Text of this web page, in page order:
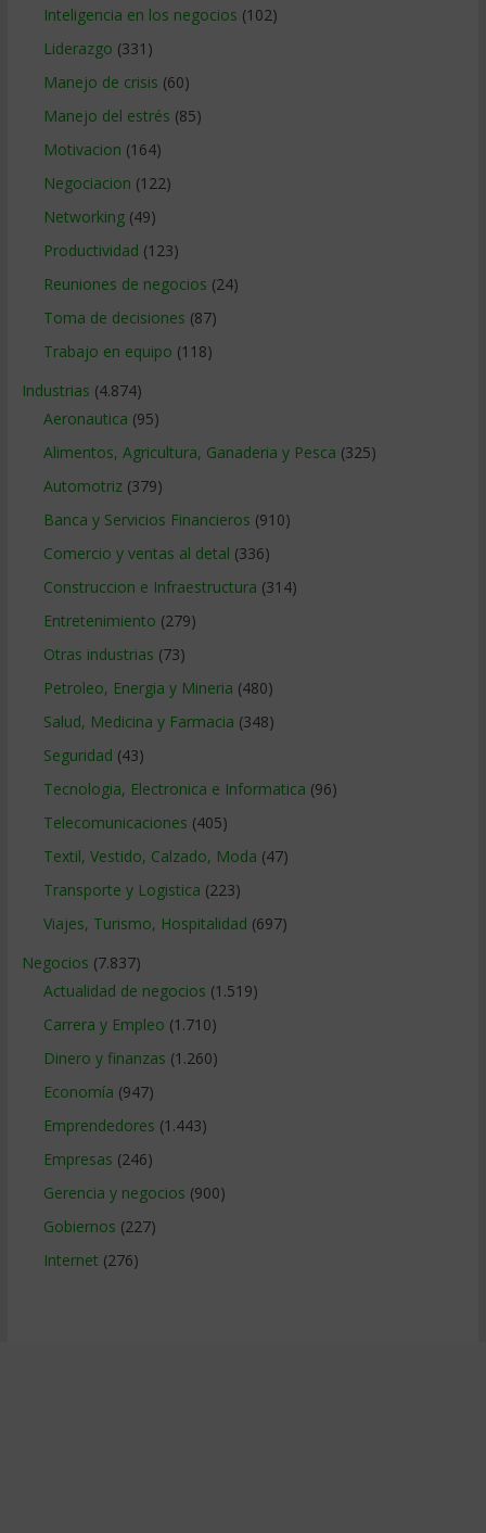
Inteligencia en los negocios (102)
Liderazgo (331)
Manejo de crisis (60)
Manejo del estrés (85)
Motivacion (164)
Negociacion (122)
Networking(49)
Productividad (123)
Reuniones de negocios (24)
Toma de decisiones (87)
Trabajo en equipo (118)
Industrias (4.874)
Aeronautica (95)
Alimentos, Agricultura, Ganaderia y Pesca (325)
Automotriz(379)
Banca y Servicios Financieros (910)
Comercio y ventas al detal (336)
Construccion e Infraestructura (314)
Entretenimiento (279)
Otras industrias (73)
Petroleo, Energia y Mineria (480)
Salud, Medicina y Farmacia (348)
Seguridad (43)
Tecnologia, Electronica e Informatica (96)
Telecomunicaciones (405)
Textil, Vestido, Calzado, Moda (47)
Transporte y Logistica (223)
Viajes, Turismo, Hospitalidad (697)
Negocios (7.837)
Actualidad de negocios (1.519)
Carrera y Empleo (1.710)
Dinero y finanzas (1.260)
Economía (947)
Emprendedores (1.443)
Empresas (246)
Gerencia y negocios (900)
Gobiernos (227)
Internet (276)